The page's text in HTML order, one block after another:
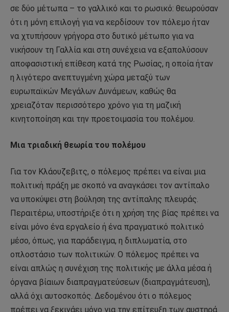
σε δύο μέτωπα – το γαλλικό και το ρωσικό: θεωρούσαν
ότι η μόνη επιλογή για να κερδίσουν τον πόλεμο ήταν
να χτυπήσουν γρήγορα στο δυτικό μέτωπο για να
νικήσουν τη Γαλλία και στη συνέχεια να εξαπολύσουν
αποφασιστική επίθεση κατά της Ρωσίας, η οποία ήταν
η λιγότερο ανεπτυγμένη χώρα μεταξύ των
ευρωπαϊκών Μεγάλων Δυνάμεων, καθώς θα
χρειαζόταν περισσότερο χρόνο για τη μαζική
κινητοποίηση και την προετοιμασία του πολέμου.
Μια τριαδική θεωρία του πολέμου
Για τον Κλάουζεβιτς, ο πόλεμος πρέπει να είναι μια
πολιτική πράξη με σκοπό να αναγκάσει τον αντίπαλο
να υποκύψει στη βούληση της αντίπαλης πλευράς.
Περαιτέρω, υποστήριξε ότι η χρήση της βίας πρέπει να
είναι μόνο ένα εργαλείο ή ένα πραγματικό πολιτικό
μέσο, όπως, για παράδειγμα, η διπλωματία, στο
οπλοστάσιο των πολιτικών. Ο πόλεμος πρέπει να
είναι απλώς η συνέχιση της πολιτικής με άλλα μέσα ή
όργανα βίαιων διαπραγματεύσεων (διαπραγμάτευση),
αλλά όχι αυτοσκοπός. Δεδομένου ότι ο πόλεμος
πρέπει να ξεκινάει μόνο για την επίτευξη των αυστηρά